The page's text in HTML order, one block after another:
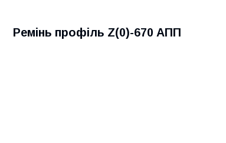
Ремінь профіль Z(0)-670 АПП